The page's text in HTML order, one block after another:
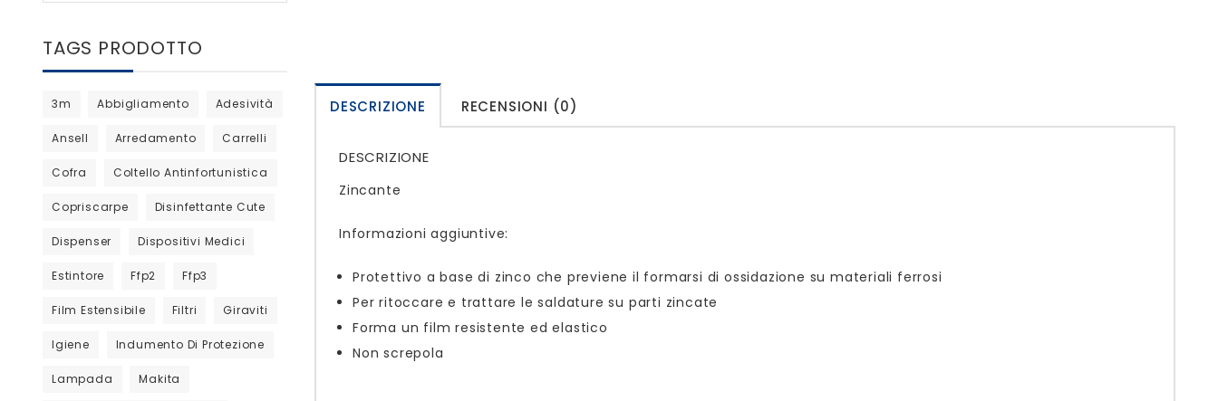
DESCRIZIONE RECENSIONI (0)
DESCRIZIONE
Zincante
Informazioni aggiuntive:
Protettivo a base di zinco che previene il formarsi di ossidazione su materiali ferrosi
Per ritoccare e trattare le saldature su parti zincate
Forma un film resistente ed elastico
Non screpola
TAGS PRODOTTO
3m Abbigliamento Adesività
Ansell Arredamento Carrelli
Cofra Coltello Antinfortunistica
Copriscarpe Disinfettante Cute
Dispenser Dispositivi Medici
Estintore Ffp2 Ffp3
Film Estensibile Filtri Giraviti
Igiene Indumento Di Protezione
Lampada Makita